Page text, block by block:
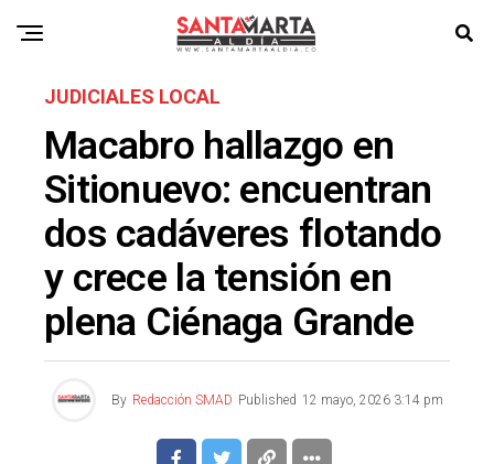
JUDICIALES LOCAL
Macabro hallazgo en
Sitionuevo: encuentran
dos cadáveres flotando
y crece la tensión en
plena Ciénaga Grande
By Redacción SMAD Published 12 mayo, 2026 3:14 pm